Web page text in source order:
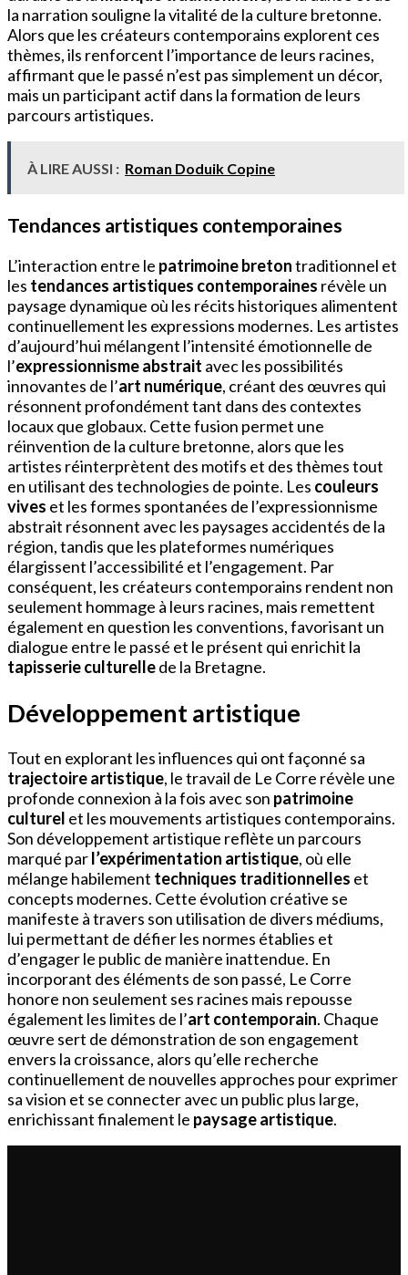
la narration souligne la vitalité de la culture bretonne.
Alors que les créateurs contemporains explorent ces
thèmes, ils renforcent l’importance de leurs racines,
affirmant que le passé n’est pas simplement un décor,
mais un participant actif dans la formation de leurs
parcours artistiques.
À LIRE AUSSI : Roman Doduik Copine
Tendances artistiques contemporaines
L’interaction entre le patrimoine bretontraditionnel et
les tendances artistiques contemporaines révèle un
paysage dynamique où les récits historiques alimentent
continuellement les expressions modernes. Les artistes
d’aujourd’hui mélangent l’intensité émotionnelle de
l’expressionnisme abstrait avec les possibilités
innovantes de l’art numérique, créant des œuvres qui
résonnent profondément tant dans des contextes
locaux que globaux. Cette fusion permet une
réinvention de la culture bretonne, alors que les
artistes réinterprètent des motifs et des thèmes tout
en utilisant des technologies de pointe. Les couleurs
vives et les formes spontanées de l’expressionnisme
abstrait résonnent avec les paysages accidentés de la
région, tandis que les plateformes numériques
élargissent l’accessibilité et l’engagement. Par
conséquent, les créateurs contemporains rendent non
seulement hommage à leurs racines, mais remettent
également en question les conventions, favorisant un
dialogue entre le passé et le présent qui enrichit la
tapisserie culturellede la Bretagne.
Développement artistique
Tout en explorant les influences qui ont façonné sa
trajectoire artistique, le travail de Le Corre révèle une
profonde connexion à la fois avec son patrimoine
culturel et les mouvements artistiques contemporains.
Son développement artistique reflète un parcours
marqué parl’expérimentation artistique, où elle
mélange habilement techniques traditionnelles et
concepts modernes. Cette évolution créative se
manifeste à travers son utilisation de divers médiums,
lui permettant de défier les normes établies et
d’engager le public de manière inattendue. En
incorporant des éléments de son passé, Le Corre
honore non seulement ses racines mais repousse
également les limites de l’art contemporain. Chaque
œuvre sert de démonstration de son engagement
envers la croissance, alors qu’elle recherche
continuellement de nouvelles approches pour exprimer
sa vision et se connecter avec un public plus large,
enrichissant finalement le paysage artistique.